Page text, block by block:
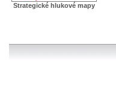
Strategické hlukové mapy